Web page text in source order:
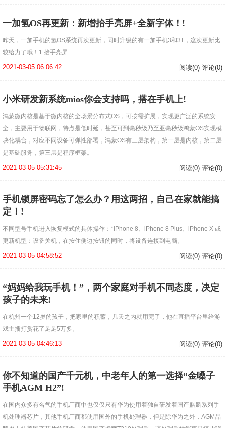
一加氢OS再更新：新增抬手亮屏+全新字体！!
昨天，一加手机的氢OS系统再次更新，同时升级的有一加手机3和3T，这次更新比
较给力了哦！1.抬手亮屏
2021-03-05 06:06:42 阅读(0) 评论(0)
小米研发新系统mios你会支持吗，搭在手机上!
鸿蒙微内核是基于微内核的全场景分布式OS，可按需扩展，实现更广泛的系统安
全，主要用于物联网，特点是低时延，甚至可到毫秒级乃至亚毫秒级鸿蒙OS实现模
块化耦合，对应不同设备可弹性部署，鸿蒙OS有三层架构，第一层是内核，第二层
是基础服务，第三层是程序框架。
2021-03-05 05:31:45 阅读(0) 评论(0)
手机锁屏密码忘了怎么办？用这两招，自己在家就能搞
定！!
不同型号手机进入恢复模式的具体操作：*iPhone 8、iPhone 8 Plus、iPhone X 或
更新机型：设备关机，在按住侧边按钮的同时，将设备连接到电脑。
2021-03-05 04:58:52 阅读(0) 评论(0)
“妈妈给我玩手机！”，两个家庭对手机不同态度，决定
孩子的未来!
在杭州一个12岁的孩子，把家里的积蓄，几天之内就用完了，他在直播平台里给游
戏主播打赏花了足足5万多。
2021-03-05 04:46:13 阅读(0) 评论(0)
你不知道的国产千元机，中老年人的第一选择“金嗓子
手机AGM H2”!
在国内众多有名气的手机厂商中也仅仅只有华为使用着独自研发着国产麒麟系列手
机处理器芯片，其他手机厂商都使用国外的手机处理器，但是除华为之外，AGM品